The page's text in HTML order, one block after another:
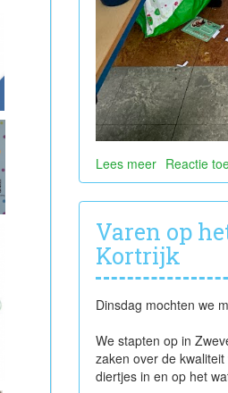
Lees meerover
Lisa
in
tiende
hemel
Reactie
Varen op
Kortrijk
Dinsdag mochten we
We stapten op in
zaken over de
diertjes in en op het